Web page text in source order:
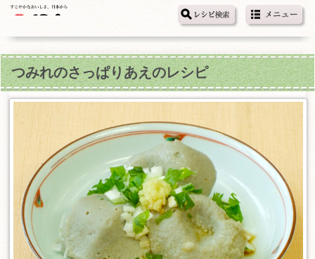
つみれのさっぱりあえのレシピ